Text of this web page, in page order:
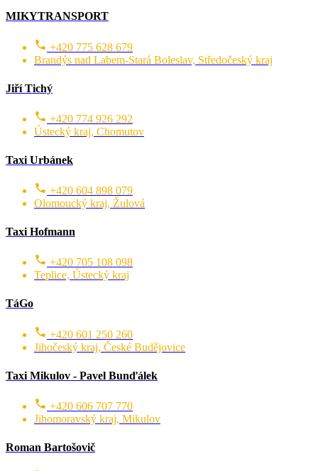
MIKYTRANSPORT
+420 775 628 679
Brandýs nad Labem-Stará Boleslav, Středočeský kraj
Jiří Tichý
+420 774 926 292
Ústecký kraj, Chomutov
Taxi Urbánek
+420 604 898 079
Olomoucký kraj, Žulová
Taxi Hofmann
+420 705 108 098
Teplice, Ústecký kraj
TáGo
+420 601 250 260
Jihočeský kraj, České Budějovice
Taxi Mikulov - Pavel Bunďálek
+420 606 707 770
Jihomoravský kraj, Mikulov
Roman Bartošovič